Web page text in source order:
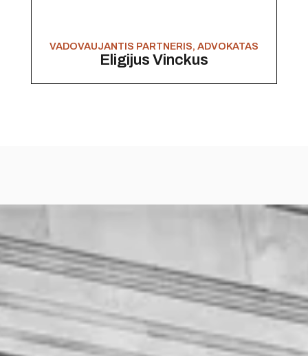
VADOVAUJANTIS PARTNERIS, ADVOKATAS
Eligijus Vinckus